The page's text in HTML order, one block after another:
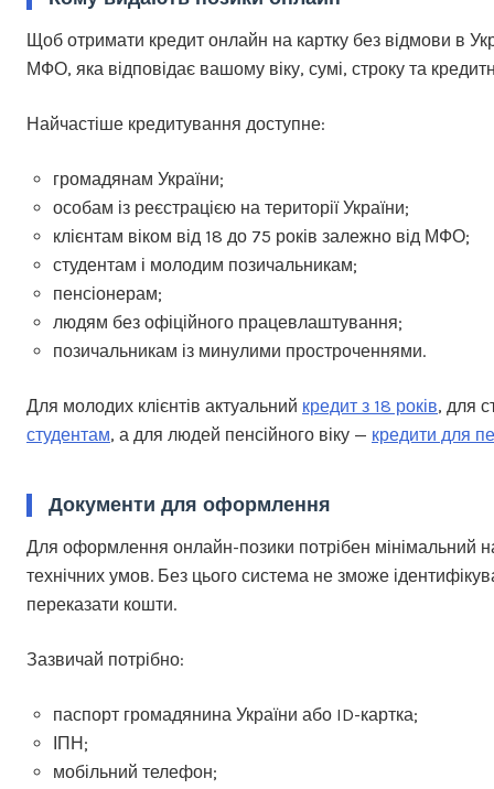
Щоб отримати кредит онлайн на картку без відмови в
МФО, яка відповідає вашому віку, сумі, строку та
Найчастіше кредитування доступне:
громадянам України;
особам із реєстрацією на території України;
клієнтам віком від 18 до 75 років залежно від МФО;
студентам і молодим позичальникам;
пенсіонерам;
людям без офіційного працевлаштування;
позичальникам із минулими простроченнями.
Для молодих клієнтів актуальний кредит з 18 років, для
студентам, а для людей пенсійного віку — кредити для
Документи для оформлення
Для оформлення онлайн-позики потрібен мінімальний
технічних умов. Без цього система не зможе
переказати кошти.
Зазвичай потрібно:
паспорт громадянина України або ID-картка;
ІПН;
мобільний телефон;